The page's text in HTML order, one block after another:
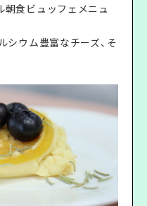
朝食ビュッフェメニュ
シウム豊富なチーズ、そ